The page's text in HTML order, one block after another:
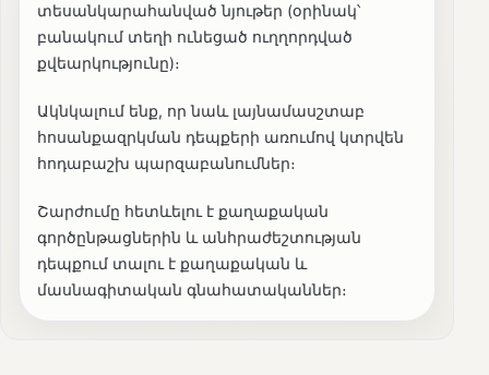
տեսանկարահանված նյութեր (օրինակ՝
բանակում տեղի ունեցած ուղղորդված
քվեարկությունը)։
Ակնկալում ենք, որ նաև լայնամասշտաբ
հոսանքազրկման դեպքերի առումով կտրվեն
հոդաբաշխ պարզաբանումներ։
Շարժումը հետևելու է քաղաքական
գործընթացներին և անհրաժեշտության
դեպքում տալու է քաղաքական և
մասնագիտական գնահատականներ։